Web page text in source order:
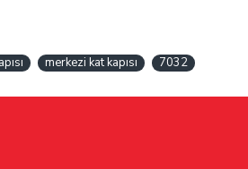
merkezi kat kapısı 7032